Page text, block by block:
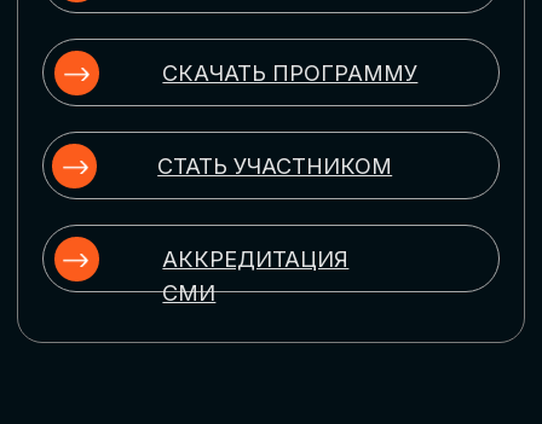
ЦИФРОВИЗАЦИЯ
УПРАВЛЕНИЯ ПЕРСОНАЛОМ
Рассмотрим управление человеческим
комплексные решения для роста
производительности и кейсы
оптимизации процессов найма,
развития, оценки и удержания
ЦИФРОВИЗАЦИЯ
КЛИЕНТСКОГО СЕРВИСА
Разберем кейсы в сфере цифровизации